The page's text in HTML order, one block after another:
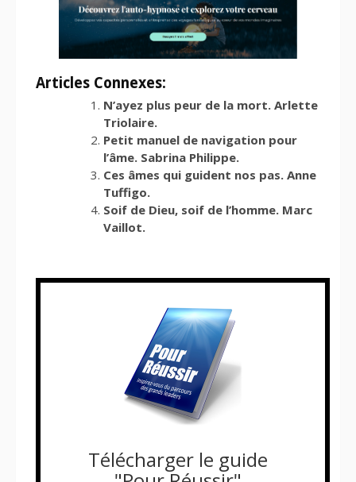
Articles Connexes:
N’ayez plus peur de la mort. Arlette
Triolaire.
Petit manuel de navigation pour
l’âme. Sabrina Philippe.
Ces âmes qui guident nos pas. Anne
Tuffigo.
Soif de Dieu, soif de l’homme. Marc
Vaillot.
Télécharger le guide